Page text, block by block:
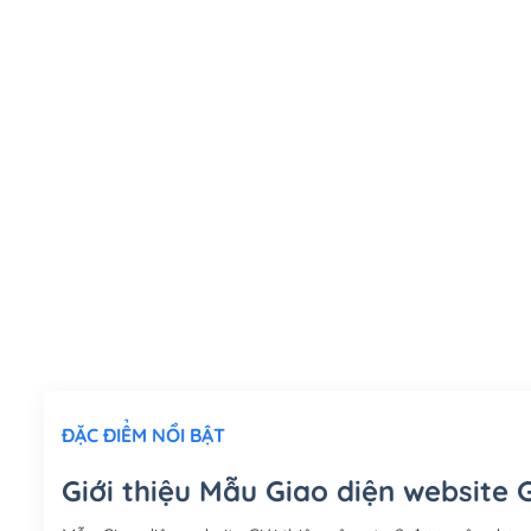
ĐẶC ĐIỂM NỔI BẬT
Giới thiệu Mẫu Giao diện website